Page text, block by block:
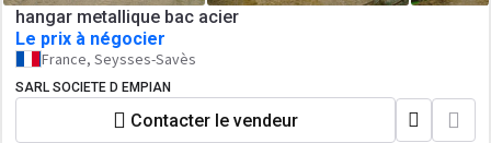
hangar metallique bac acier
Le prix à négocier
France, Seysses-Savès
SARL SOCIETE D EMPIAN
Contacter le vendeur